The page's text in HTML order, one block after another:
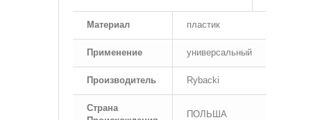
Материал пластик
Применение универсальный
Производитель Rybacki
Страна
ПОЛЬША